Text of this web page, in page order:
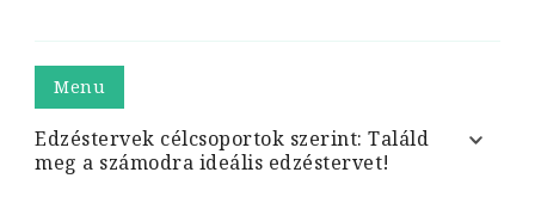
Menu
Edzéstervek célcsoportok szerint: Találd
meg a számodra ideális edzéstervet!